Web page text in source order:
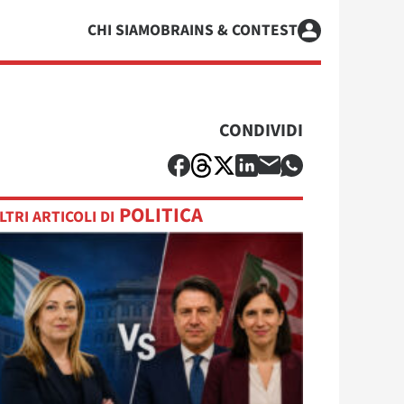
CHI SIAMOBRAINS & CONTEST
CONDIVIDI
ARTICOLI DI POLITICA